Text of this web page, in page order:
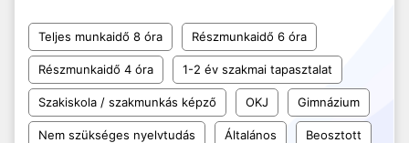
Teljes munkaidő 8 óra Részmunkaidő 6 óra
Részmunkaidő 4 óra 1-2 év szakmai tapasztalat
Szakiskola / szakmunkás képző OKJ Gimnázium
Nem szükséges nyelvtudás Általános Beosztott